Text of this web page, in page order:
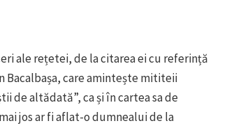
ale rețetei, de la citarea ei cu referință
Bacalbașa, care amintește mititeii
de altădată”, ca și în cartea sa de
jos ar fi aflat-o dumnealui de la